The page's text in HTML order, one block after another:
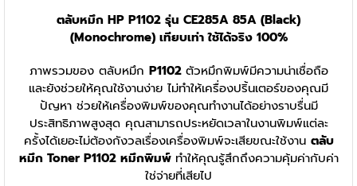
ตลับหมึก HP P1102 รุ่น CE285A 85A (Black)
(Monochrome) เทียบเท่า ใช้ได้จริง 100%
ภาพรวมของ ตลับหมึก P1102 ตัวหมึกพิมพ์มีความน่าเชื่อถือ
และยังช่วยให้คุณใช้งานง่าย ไม่ทำให้เครื่องปริ้นเตอร์ของคุณมี
ปัญหา ช่วยให้เครื่องพิมพ์ของคุณทำงานได้อย่างราบรื่นมี
ประสิทธิภาพสูงสุด คุณสามารถประหยัดเวลาในงานพิมพ์แต่ละ
ครั้งได้เยอะไม่ต้องกังวลเรื่องเครื่องพิมพ์จะเสียขณะใช้งาน ตลับ
หมึก Toner P1102 หมึกพิมพ์ ทำให้คุณรู้สึกถึงความคุ้มค่ากับค่า
ใช่จ่ายที่เสียไป